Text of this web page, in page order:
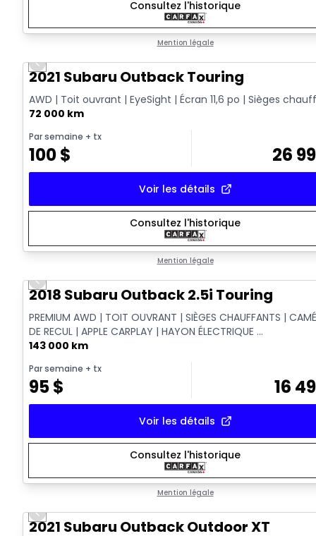
Consultez l'historique
Mention légale
Previous slide
2021 Subaru Outback Touring
AWD | Toit ouvrant | EyeSight | Écran 11,6 po | Sièges
72 000 km
Par semaine + tx
100$ 26
Voir les détails
Consultez l'historique
Mention légale
Previous slide
2018 Subaru Outback 2.5i Touring
PREMIUM AWD | TOIT OUVRANT | SIÈGES CHAUFFANTS |
DE RECUL | APPLE CARPLAY | HAYON ÉLECTRIQUE ...
143 000 km
Par semaine + tx
95$ 16
Voir les détails
Consultez l'historique
Mention légale
Vidéo disponible
Previous slide
2021 Subaru Outback Outdoor XT